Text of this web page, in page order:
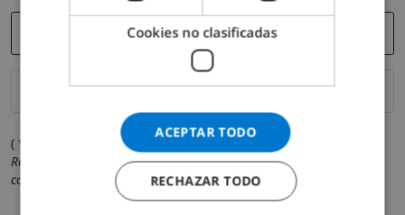
( * Los campos marcados con un asterisco son obligatorios )
Respetamos su privacidad. Sus datos personales no serán
compartidos con ninguna otra persona o empresa.
Cookies no clasificadas
ACEPTAR TODO
RECHAZAR TODO